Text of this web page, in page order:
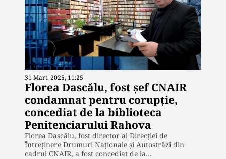
31 Mart. 2025, 11:25
Florea Dascălu, fost șef CNAIR
condamnat pentru corupție,
concediat de la biblioteca
Penitenciarului Rahova
Florea Dascălu, fost director al Direcției de
Întreținere Drumuri Naționale și Autostrăzi din
cadrul CNAIR, a fost concediat de la…